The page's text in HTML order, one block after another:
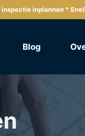
inplannen *
Blog